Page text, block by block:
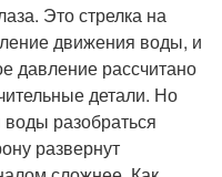
Это стрелка на
движения воды, и
давление рассчитано
детали. Но
разобраться
развернут